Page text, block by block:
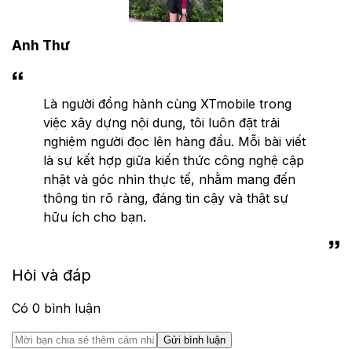
Anh Thư
Là người đồng hành cùng XTmobile trong
việc xây dựng nội dung, tôi luôn đặt trải
nghiệm người đọc lên hàng đầu. Mỗi bài viết
là sự kết hợp giữa kiến thức công nghệ cập
nhật và góc nhìn thực tế, nhằm mang đến
thông tin rõ ràng, đáng tin cậy và thật sự
hữu ích cho bạn.
Hỏi và đáp
Có 0 bình luận
Gửi bình luận